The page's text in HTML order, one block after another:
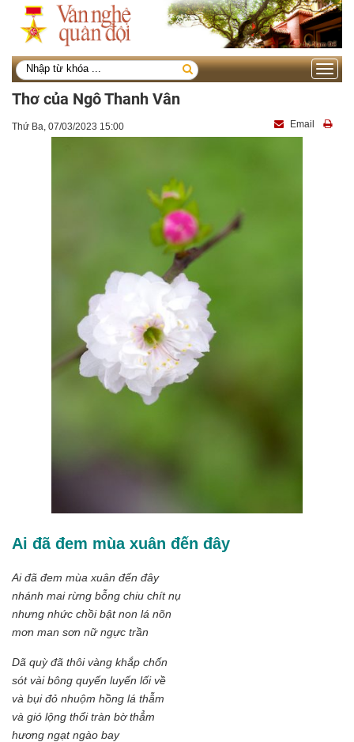
Toggle
Thơ của Ngô Thanh Vân
Thứ Ba, 07/03/2023 15:00 Email
Ai đã đem mùa xuân đến đây
Ai đã đem mùa xuân đến đây
nhánh mai rừng bỗng chiu chít nụ
nhưng nhức chồi bật non lá nõn
mơn man sơn nữ ngực trần
Dã quỳ đã thôi vàng khắp chốn
sót vài bông quyến luyến lối về
và bụi đỏ nhuộm hồng lá thẫm
và gió lộng thổi tràn bờ thẳm
hương ngạt ngào bay